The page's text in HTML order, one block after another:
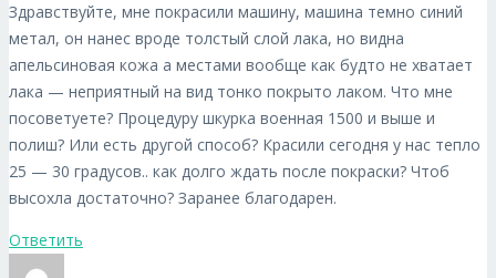
Здравствуйте, мне покрасили машину, машина темно синий
метал, он нанес вроде толстый слой лака, но видна
апельсиновая кожа а местами вообще как будто не хватает
лака — неприятный на вид тонко покрыто лаком. Что мне
посоветуете? Процедуру шкурка военная 1500 и выше и
полиш? Или есть другой способ? Красили сегодня у нас тепло
25 — 30 градусов.. как долго ждать после покраски? Чтоб
высохла достаточно? Заранее благодарен.
Ответить